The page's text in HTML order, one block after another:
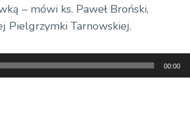
– mówi ks. Paweł Broński,
Pielgrzymki Tarnowskiej.
00:00